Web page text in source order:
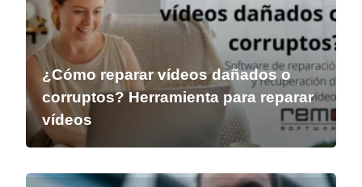
¿Cómo reparar vídeos dañados o
corruptos? Herramienta para reparar
vídeos